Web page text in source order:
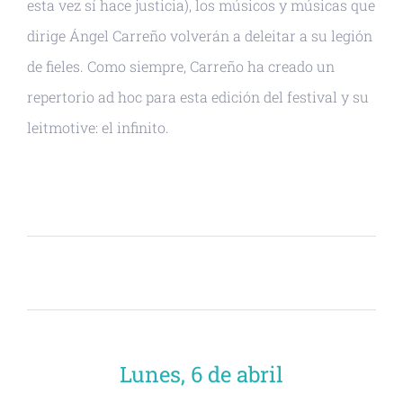
esta vez sí hace justicia), los músicos y músicas que
dirige Ángel Carreño volverán a deleitar a su legión
de fieles. Como siempre, Carreño ha creado un
repertorio ad hoc para esta edición del festival y su
leitmotive: el infinito.
Lunes, 6 de abril